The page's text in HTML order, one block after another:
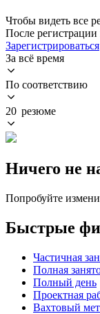
Чтобы видеть все
После
Зарегистрироваться
За всё время
По соответствию
20 резюме
Ничего не
Попробуйте
Быстрые
Частичная
Полная
Полный день
Проектная
Вахтовый